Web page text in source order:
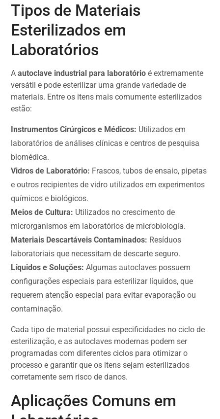
Tipos de Materiais
Esterilizados em
Laboratórios
Aautoclave industrial para laboratório é extremamente
versátil e pode esterilizar uma grande variedade de
materiais. Entre os itens mais comumente esterilizados
estão:
Instrumentos Cirúrgicos e Médicos: Utilizados em
laboratórios de análises clínicas e centros de pesquisa
biomédica.
Vidros de Laboratório: Frascos, tubos de ensaio, pipetas
e outros recipientes de vidro utilizados em experimentos
químicos e biológicos.
Meios de Cultura: Utilizados no crescimento de
microrganismos em laboratórios de microbiologia.
Materiais Descartáveis Contaminados: Resíduos
laboratoriais que necessitam de descarte seguro.
Líquidos e Soluções: Algumas autoclaves possuem
configurações especiais para esterilizar líquidos, que
requerem atenção especial para evitar evaporação ou
contaminação.
Cada tipo de material possui especificidades no ciclo de
esterilização, e as autoclaves modernas podem ser
programadas com diferentes ciclos para otimizar o
processo e garantir que os itens sejam esterilizados
corretamente sem risco de danos.
Aplicações Comuns em